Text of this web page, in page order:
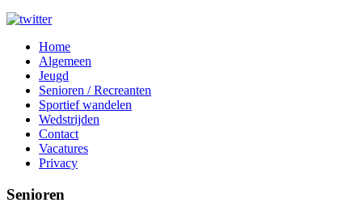
Home
Algemeen
Jeugd
Senioren / Recreanten
Sportief wandelen
Wedstrijden
Contact
Vacatures
Privacy
Senioren